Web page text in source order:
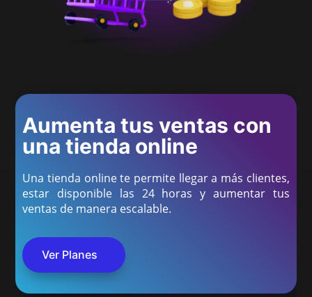
Aumenta tus ventas con
una tienda online
Una tienda online te permite llegar a más clientes,
estar disponible las 24 horas y aumentar tus
ventas de manera escalable.
Ver Planes